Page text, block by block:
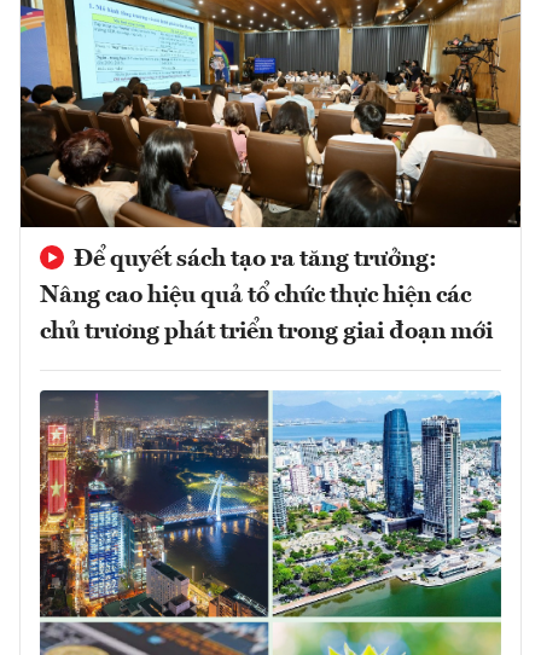
Để quyết sách tạo ra tăng trưởng:
Nâng cao hiệu quả tổ chức thực hiện các
chủ trương phát triển trong giai đoạn mới